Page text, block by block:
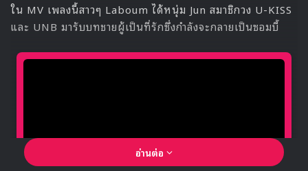
ใน MV เพลงนี้สาวๆ Laboum ได้หนุ่ม Jun สมาชิกวง U-KISS
และ UNB มารับบทชายผู้เป็นที่รักซึ่งกำลังจะกลายเป็นซอมบี้
อ่านต่อ